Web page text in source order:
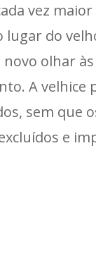
vez
lugar do
novo olhar
A velhice
sem que
e